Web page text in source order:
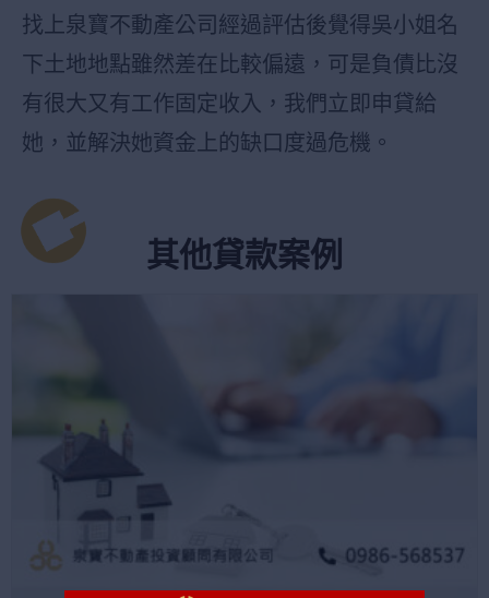
找上泉寶不動產公司經過評估後覺得吳小姐名
下土地地點雖然差在比較偏遠，可是負債比沒
有很大又有工作固定收入，我們立即申貸給
她，並解決她資金上的缺口度過危機。
其他貸款案例